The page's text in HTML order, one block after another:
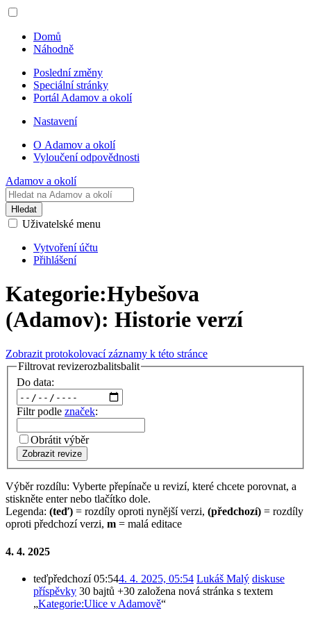
Domů
Náhodně
Poslední změny
Speciální stránky
Portál Adamov a okolí
Nastavení
O Adamov a okolí
Vyloučení odpovědnosti
Adamov a okolí
Hledat
Uživatelské menu
Vytvoření účtu
Přihlášení
Kategorie:Hybešova
(Adamov): Historie verzí
Zobrazit protokolovací záznamy k této stránce
Filtrovat revizerozbalitsbalit
Do data:
Filtr podle značek:
Obrátit výběr
Zobrazit revize
Výběr rozdílu: Vyberte přepínače u revizí, které chcete porovnat, a
stiskněte enter nebo tlačítko dole.
Legenda: (teď) = rozdíly oproti nynější verzi, (předchozí) = rozdíly
oproti předchozí verzi, m = malá editace
4. 4. 2025
teďpředchozí 05:544. 4. 2025, 05:54 Lukáš Malý diskuse
příspěvky 30 bajtů +30 založena nová stránka s textem
„Kategorie:Ulice v Adamově“